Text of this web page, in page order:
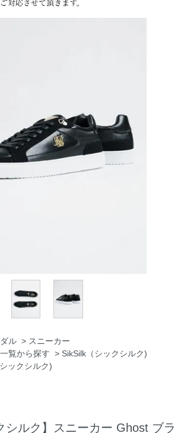
ル > スニーカー
覧から探す > SikSilk（シックシルク)
ックシルク)
シルク】スニーカー Ghost ブラ